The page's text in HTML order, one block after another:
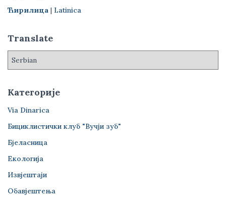
г
а
:
Ћирилица | Latinica
Translate
Категорије
Via Dinarica
Бициклистички клуб "Вучји зуб"
Бјеласница
Екологија
Извјештаји
Обавјештења